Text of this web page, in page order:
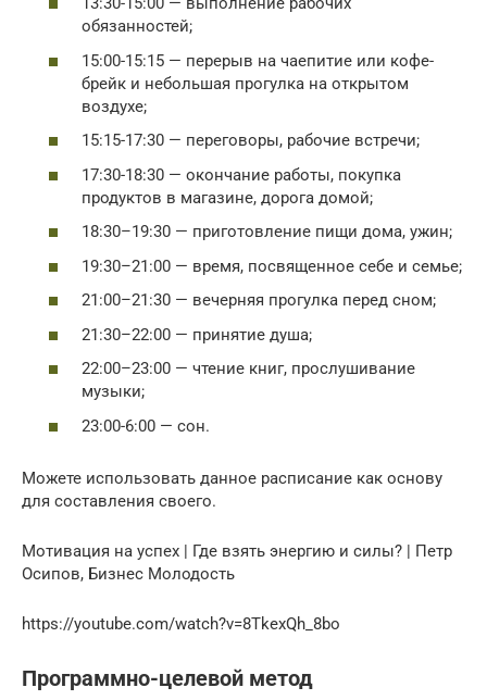
обязанностей;
15:00-15:15 — перерыв на чаепитие или кофе-
брейк и небольшая прогулка на открытом
воздухе;
15:15-17:30 — переговоры, рабочие встречи;
17:30-18:30 — окончание работы, покупка
продуктов в магазине, дорога домой;
18:30–19:30 — приготовление пищи дома, ужин;
19:30–21:00 — время, посвященное себе и семье;
21:00–21:30 — вечерняя прогулка перед сном;
21:30–22:00 — принятие душа;
22:00–23:00 — чтение книг, прослушивание
музыки;
23:00-6:00 — сон.
Можете использовать данное расписание как основу
для составления своего.
Мотивация на успех | Где взять энергию и силы? | Петр
Осипов, Бизнес Молодость
https://youtube.com/watch?v=8TkexQh_8bo
Программно-целевой метод